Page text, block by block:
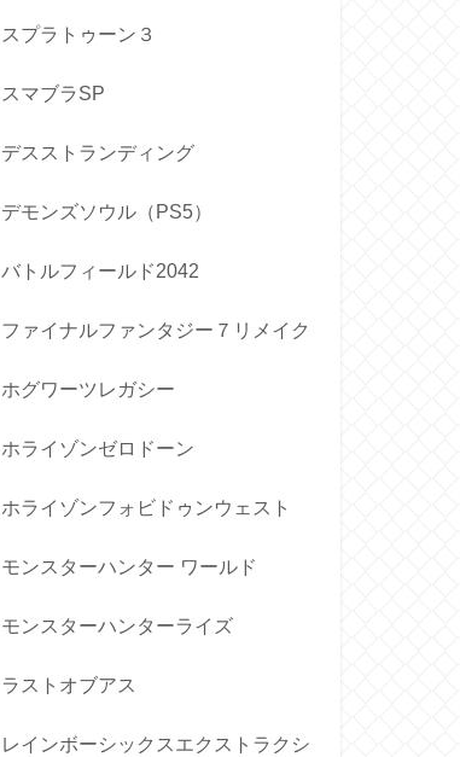
スプラトゥーン３
スマブラSP
デスストランディング
デモンズソウル（PS5）
バトルフィールド2042
ファイナルファンタジー７リメイク
ホグワーツレガシー
ホライゾンゼロドーン
ホライゾンフォビドゥンウェスト
モンスターハンター ワールド
モンスターハンターライズ
ラストオブアス
レインボーシックスエクストラクシ